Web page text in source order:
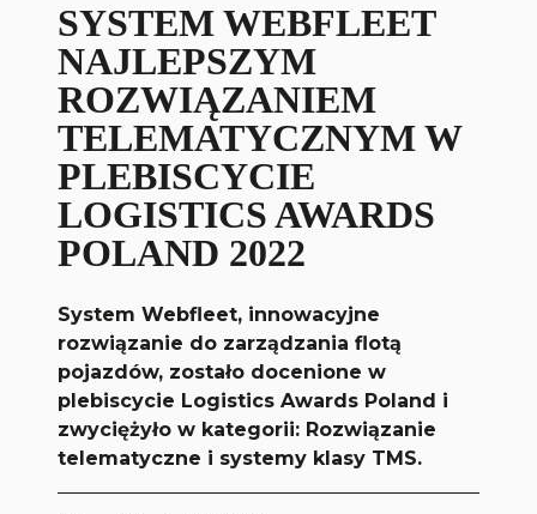
SYSTEM WEBFLEET
NAJLEPSZYM
ROZWIĄZANIEM
TELEMATYCZNYM W
PLEBISCYCIE
LOGISTICS AWARDS
POLAND 2022
System Webfleet, innowacyjne
rozwiązanie do zarządzania flotą
pojazdów, zostało docenione w
plebiscycie Logistics Awards Poland i
zwyciężyło w kategorii: Rozwiązanie
telematyczne i systemy klasy TMS.